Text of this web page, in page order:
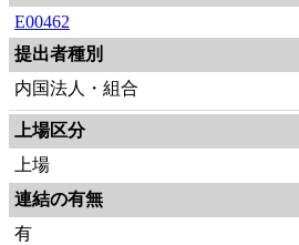
E00462
提出者種別
内国法人・組合
上場区分
上場
連結の有無
有